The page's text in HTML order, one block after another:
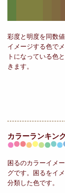
彩度と明度を同数
イメージする色で
トになっている色
きます。
カラーランキン
困るのカラーイメ
グです。困るをイ
分類した色です。